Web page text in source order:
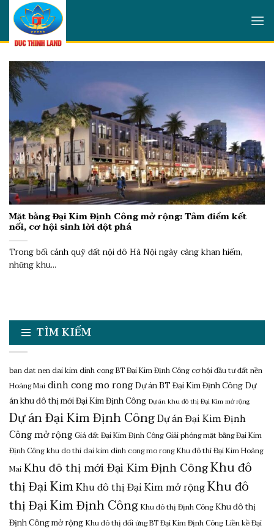
Skip
content
Mặt bằng Đại Kim Định Công mở rộng: Tâm điểm kết
nối, cơ hội sinh lời đột phá
Trong bối cảnh quỹ đất nội đô Hà Nội ngày càng khan hiếm,
những khu...
TÌM KIẾM
ban dat nen dai kim dinh congBT Đại Kim Định Công cơ hội đầu tư đất nền
Hoàng Maidinh cong mo rongDự án BT Đại Kim Định CôngDự
án khu đô thị mới Đại Kim Định Công Dự án khu đô thị Đại Kim mở rộng
Dự án Đại Kim Định CôngDự án Đại Kim Định
Công mở rộngGiá đất Đại Kim Định CôngGiải phóng mặt bằng Đại Kim
Định Côngkhu do thi dai kim dinh cong mo rongKhu đô thì Đại Kim Hoàng
MaiKhu đô thị mới Đại Kim Định CôngKhu đô
thị Đại KimKhu đô thị Đại Kim mở rộngKhu đô
thị Đại Kim Định CôngKhu đô thị Định CôngKhu đô thị
Định Công mở rộngKhu đô thị đối ứng BT Đại Kim Định Công Liền kề Đại